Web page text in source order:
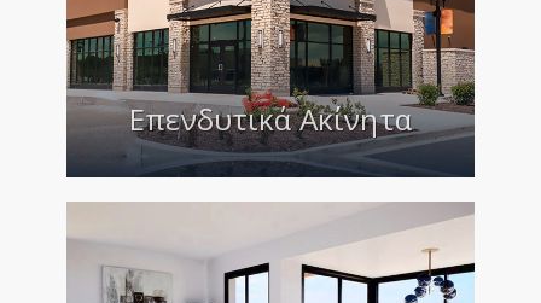
Επενδυτικά Ακίνητα